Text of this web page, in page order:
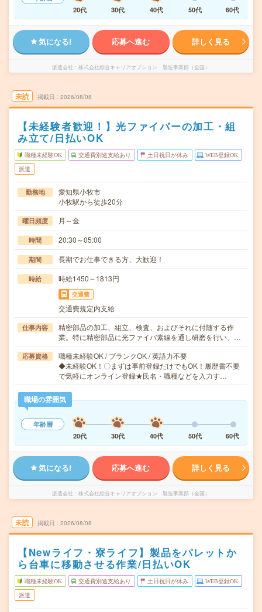
20代
30代 40代 50代 60代
気になる! 応募へ進む 詳しく見る
派遣会社 株式会社綜合キャリアオプション 製造事業部（全国）
未読 掲載日 2026/08/08
【未経験者歓迎！】光ファイバーの加工・組
み立て/日払いOK
職種未経験OK 交通費別途支給あり 土日祝日が休み WEB登録OK
派遣
勤務地
愛知県小牧市
小牧駅から徒歩20分
曜日頻度 月～金
時間 20:30～05:00
期間 長期でお仕事できる方、大歓迎！
時給 時給1450～1813円
交通費
交通費規定内支給
仕事内容
精密部品の加工、組立、検査、およびそれに付随する作
業。特に精密部品に光ファイバ素線を通し研磨を行い、…
応募資格
職種未経験OK / ブランクOK / 英語力不要
◆未経験OK！〇まずは事前登録だけでもOK！履歴書不要
で気軽にオンライン登録★氏名・職種などを入力す…
職場の雰囲気
年齢層
20代
30代 40代 50代 60代
気になる! 応募へ進む 詳しく見る
派遣会社 株式会社綜合キャリアオプション 製造事業部（全国）
未読 掲載日 2026/08/08
【Newライフ・寮ライフ】製品をパレットか
ら台車に移動させる作業/日払いOK
職種未経験OK 交通費別途支給あり 土日祝日が休み WEB登録OK
派遣